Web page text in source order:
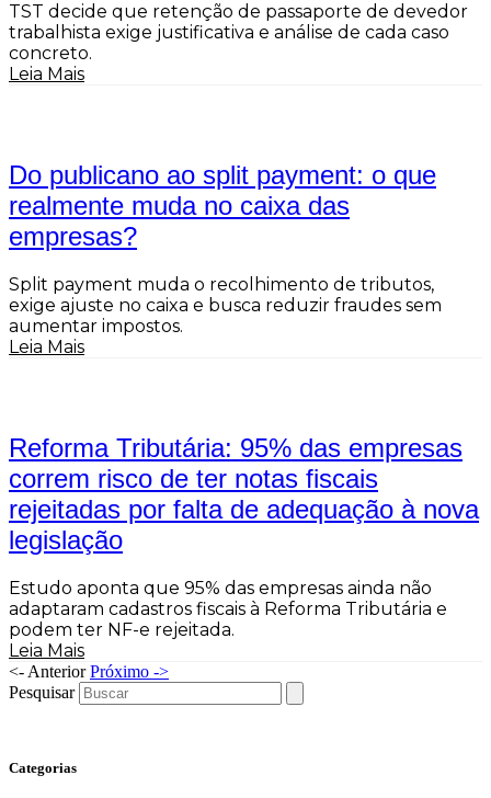
TST decide que retenção de passaporte de devedor
trabalhista exige justificativa e análise de cada caso
concreto.
Leia Mais
Do publicano ao split payment: o que
realmente muda no caixa das
empresas?
Split payment muda o recolhimento de tributos,
exige ajuste no caixa e busca reduzir fraudes sem
aumentar impostos.
Leia Mais
Reforma Tributária: 95% das empresas
correm risco de ter notas fiscais
rejeitadas por falta de adequação à nova
legislação
Estudo aponta que 95% das empresas ainda não
adaptaram cadastros fiscais à Reforma Tributária e
podem ter NF-e rejeitada.
Leia Mais
<- Anterior Próximo ->
Pesquisar
Categorias